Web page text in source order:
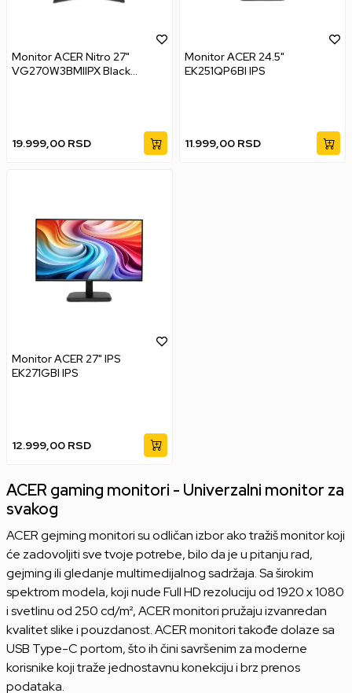
Monitor ACER Nitro 27"
VG270W3BMIIPX Black
19.999,00 RSD
Monitor ACER 24.5"
EK251QP6BI IPS
11.999,00 RSD
Monitor ACER 27" IPS
EK271GBI IPS
12.999,00 RSD
ACER gaming monitori - Univerzalni monitor za
svakog
ACER gejming monitori su odličan izbor ako tražiš monitor koji
će zadovoljiti sve tvoje potrebe, bilo da je u pitanju rad,
gejming ili gledanje multimedijalnog sadržaja. Sa širokim
spektrom modela, koji nude Full HD rezoluciju od 1920 x 1080
i svetlinu od 250 cd/m², ACER monitori pružaju izvanredan
kvalitet slike i pouzdanost. ACER monitori takođe dolaze sa
USB Type-C portom, što ih čini savršenim za moderne
korisnike koji traže jednostavnu konekciju i brz prenos
podataka.